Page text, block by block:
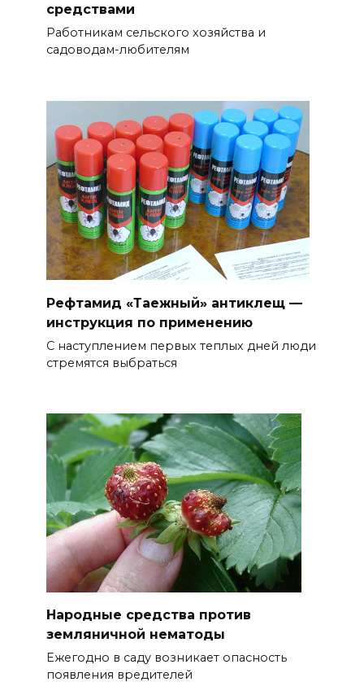
средствами
Работникам сельского хозяйства и
садоводам-любителям
Рефтамид «Таежный» антиклещ —
инструкция по применению
С наступлением первых теплых дней люди
стремятся выбраться
Народные средства против
земляничной нематоды
Ежегодно в саду возникает опасность
появления вредителей